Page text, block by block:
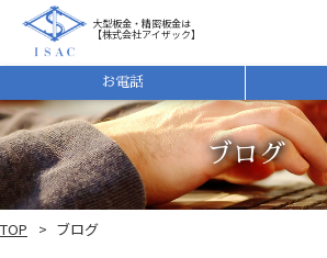
大型板金・精密板金は
【株式会社アイザック】
お電話
ブログ
TOP ブログ